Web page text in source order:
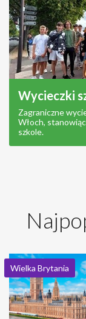
Wycieczki
Zagraniczne
Włoch,
szkole.
Wielka Brytania